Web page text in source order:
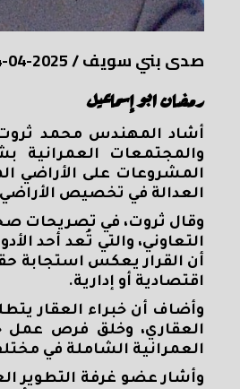
صدى بني سويف/
2025-04-24 04:47:59
رمضان ابو إسماعيل
أشاد المهندس محمد ثروت،
والمجتمعات العمرانية
المشروعات على الأراضي
العدالة في تخصيص
وقال ثروت، في تصريحات
التعاوني، والتي تُعد أحد
أن القرار يعكس استجابة
اقتصادية أو إدارية.
وأضاف أن خبراء العقار
العقاري، وخلق فرص عمل
العمرانية الشاملة في
وأشار عضو غرفة التطوير